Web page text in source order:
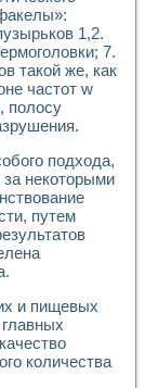
практикумов
и
по
по электротехнике
анализа
тока
на базе
1,2.
7.
такой же, как
частот w
полосу
подхода,
некоторыми
путем
и пищевых
количества